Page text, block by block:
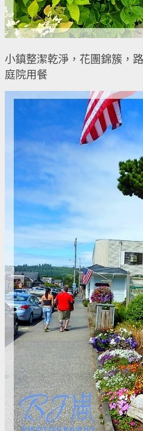
小鎮整潔乾淨，花團錦簇，
庭院用餐